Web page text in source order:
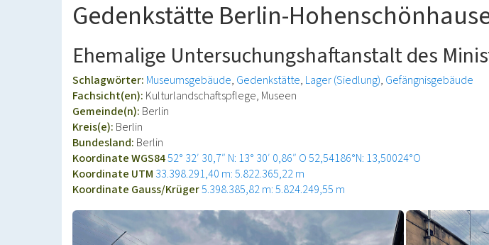
Gedenkstätte Berlin-
Ehemalige Untersuchungshaftanstalt des
Schlagwörter: Museumsgebäude Gedenkstätte Lager (Siedlung) Gefängnisgebäude
Fachsicht(en): Kulturlandschaftspflege, Museen
Gemeinde(n): Berlin
Kreis(e): Berlin
Bundesland: Berlin
Koordinate WGS8452° 32′ 30,7″ N: 13° 30′ 0,86″ O52,54186°N: 13,50024°O
Koordinate UTM 33.398.291,40 m: 5.822.365,22 m
Koordinate Gauss/Krüger5.398.385,82 m: 5.824.249,55 m